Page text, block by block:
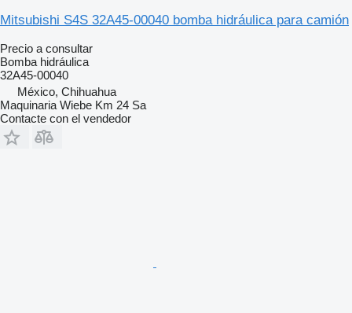
Mitsubishi S4S 32A45-00040 bomba hidráulica para camión
Precio a consultar
Bomba hidráulica
32A45-00040
México, Chihuahua
Maquinaria Wiebe Km 24 Sa
Contacte con el vendedor